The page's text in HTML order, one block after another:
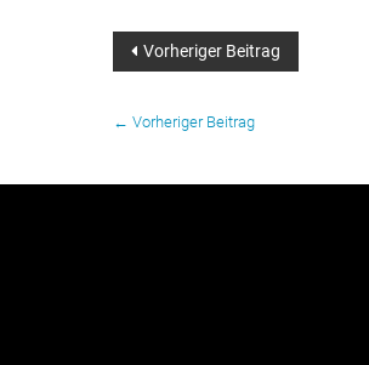
Vorheriger Beitrag
← Vorheriger Beitrag